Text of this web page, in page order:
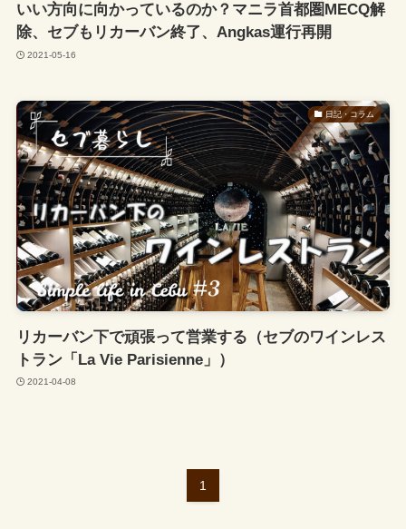
いい方向に向かっているのか？マニラ首都圏MECQ解
除、セブもリカーバン終了、Angkas運行再開
2021-05-16
日記・コラム
リカーバン下で頑張って営業する（セブのワインレス
トラン「La Vie Parisienne」）
2021-04-08
1